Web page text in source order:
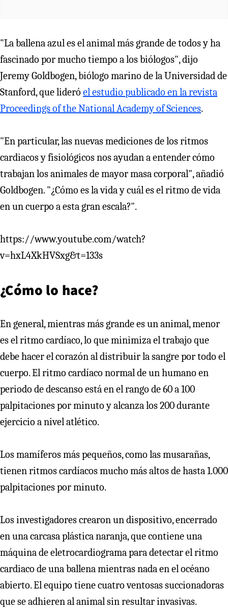
"La ballena azul es el animal más grande de todos y ha
fascinado por mucho tiempo a los biólogos", dijo
Jeremy Goldbogen, biólogo marino de la Universidad de
Stanford, que lideró el estudio publicado en la revista
Proceedings of the National Academy of Sciences.
"En particular, las nuevas mediciones de los ritmos
cardiacos y fisiológicos nos ayudan a entender cómo
trabajan los animales de mayor masa corporal", añadió
Goldbogen. "¿Cómo es la vida y cuál es el ritmo de vida
en un cuerpo a esta gran escala?".
https://www.youtube.com/watch?
v=hxL4XkHVSxg&t=133s
¿Cómo lo hace?
En general, mientras más grande es un animal, menor
es el ritmo cardíaco, lo que minimiza el trabajo que
debe hacer el corazón al distribuir la sangre por todo el
cuerpo. El ritmo cardíaco normal de un humano en
periodo de descanso está en el rango de 60 a 100
palpitaciones por minuto y alcanza los 200 durante
ejercicio a nivel atlético.
Los mamíferos más pequeños, como las musarañas,
tienen ritmos cardíacos mucho más altos de hasta 1.000
palpitaciones por minuto.
Los investigadores crearon un dispositivo, encerrado
en una carcasa plástica naranja, que contiene una
máquina de eletrocardiograma para detectar el ritmo
cardiaco de una ballena mientras nada en el océano
abierto. El equipo tiene cuatro ventosas succionadoras
que se adhieren al animal sin resultar invasivas.